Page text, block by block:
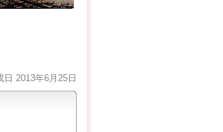
日 2013年6月25日